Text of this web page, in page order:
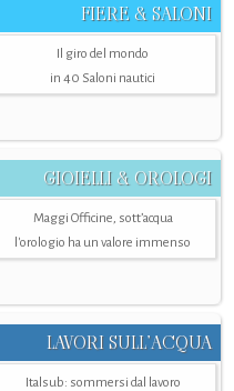
FIERE & SALONI
Il giro del mondo
in 40 Saloni nautici
GIOIELLI & OROLOGI
Maggi Officine, sott’acqua
l'orologio ha un valore immenso
LAVORI SULL’ACQUA
Italsub: sommersi dal lavoro